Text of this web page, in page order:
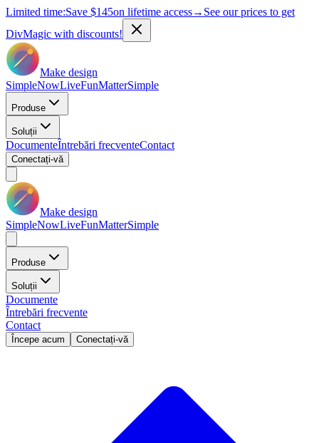
Limited time:Save $145on lifetime access→ See our prices to get
DivMagic with discounts!
Make design
SimpleNowLiveFunMatterSimple
Produse
Soluții
DocumenteÎntrebări frecventeContact
Conectați-vă
Make design
SimpleNowLiveFunMatterSimple
Produse
Soluții
Documente
Întrebări frecvente
Contact
Începe acum Conectați-vă